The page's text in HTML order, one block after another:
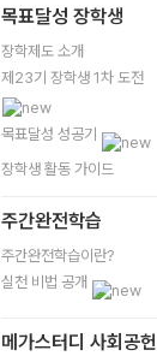
목표달성 장학생
장학제도 소개
제23기 장학생 1차 도전
목표달성 성공기
장학생 활동 가이드
주간완전학습
주간완전학습이란?
실천 비법 공개
메가스터디 사회공헌